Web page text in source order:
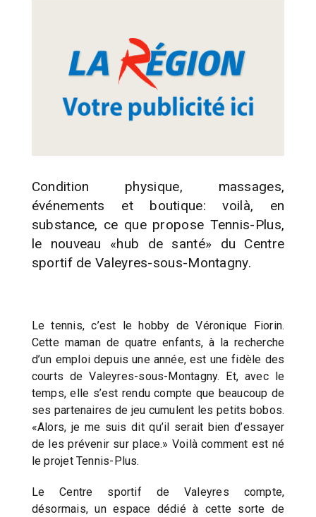
Condition physique, massages,
événements et boutique: voilà, en
substance, ce que propose Tennis-Plus,
le nouveau «hub de santé» du Centre
sportif de Valeyres-sous-Montagny.
Le tennis, c’est le hobby de Véronique Fiorin.
Cette maman de quatre enfants, à la recherche
d’un emploi depuis une année, est une fidèle des
courts de Valeyres-sous-Montagny. Et, avec le
temps, elle s’est rendu compte que beaucoup de
ses partenaires de jeu cumulent les petits bobos.
«Alors, je me suis dit qu’il serait bien d’essayer
de les prévenir sur place.» Voilà comment est né
le projet Tennis-Plus.
Le Centre sportif de Valeyres compte,
désormais, un espace dédié à cette sorte de